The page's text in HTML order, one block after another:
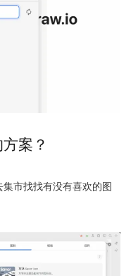
案？
市找找有没有喜欢的图